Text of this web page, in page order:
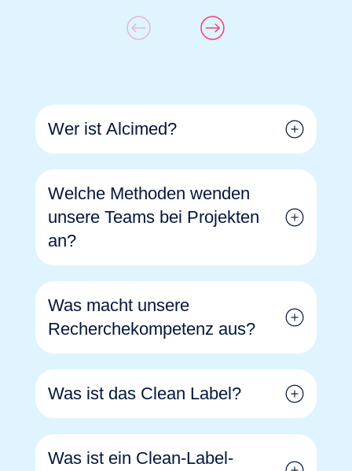
Wer ist Alcimed?
Welche Methoden wenden
unsere Teams bei Projekten
an?
Was macht unsere
Recherchekompetenz aus?
Was ist das Clean Label?
Was ist ein Clean-Label-